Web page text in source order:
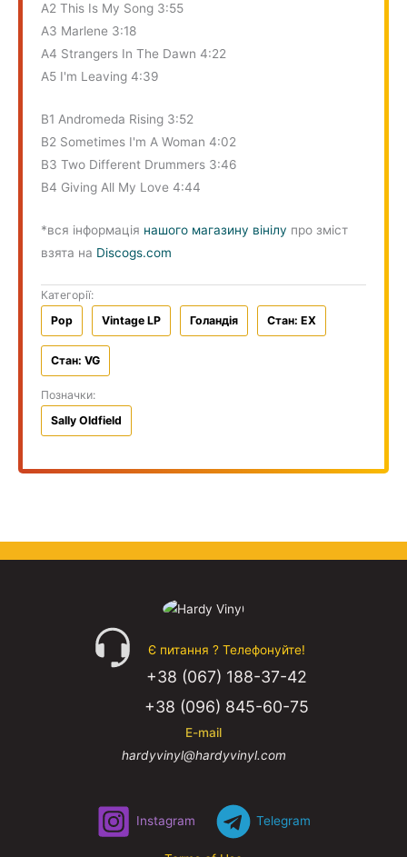
A2 This Is My Song 3:55
A3 Marlene 3:18
A4 Strangers In The Dawn 4:22
A5 I'm Leaving 4:39
B1 Andromeda Rising 3:52
B2 Sometimes I'm A Woman 4:02
B3 Two Different Drummers 3:46
B4 Giving All My Love 4:44
*вся інформація нашого магазину вінілу про зміст
взята на Discogs.com
Категорії:
Pop
Vintage LP Голандiя Стан: EX
Стан: VG
Позначки:
Sally Oldfield
Є питання ? Телефонуйте!
+38 (067) 188-37-42
+38 (096) 845-60-75
E-mail
hardyvinyl@hardyvinyl.com
Instagram Telegram